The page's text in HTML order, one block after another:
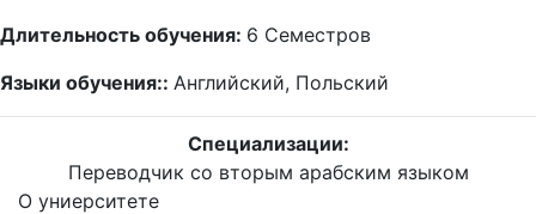
Длительность обучения: 6 Семестров
Языки обучения:: Английский, Польский
Специализации:
Переводчик со вторым арабским языком
О униерситете